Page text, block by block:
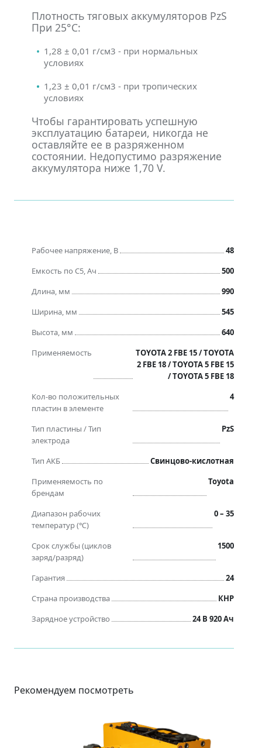
Плотность тяговых аккумуляторов PzS
При 25°С:
1,28 ± 0,01 г/см3 - при нормальных
условиях
1,23 ± 0,01 г/см3 - при тропических
условиях
Чтобы гарантировать успешную
эксплуатацию батареи, никогда не
оставляйте ее в разряженном
состоянии. Недопустимо разряжение
аккумулятора ниже 1,70 V.
Рабочее напряжение, В
48
Емкость по C5, Ач
500
Длина, мм
990
Ширина, мм
545
Высота, мм
640
Применяемость
TOYOTA 2 FBE 15 / TOYOTA
2 FBE 18 / TOYOTA 5 FBE 15
/ TOYOTA 5 FBE 18
Кол-во положительных
пластин в элементе
4
Тип пластины / Тип
электрода
PzS
Тип АКБ
Свинцово-кислотная
Применяемость по
брендам
Toyota
Диапазон рабочих
температур (℃)
0 – 35
Срок службы (циклов
заряд/разряд)
1500
Гарантия
24
Страна производства
КНР
Зарядное устройство
24 В 920 Ач
Рекомендуем посмотреть